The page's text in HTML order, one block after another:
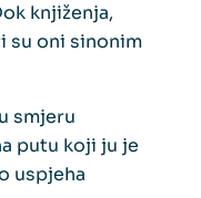
knjiženja,
su oni sinonim
smjeru
putu koji ju je
uspjeha